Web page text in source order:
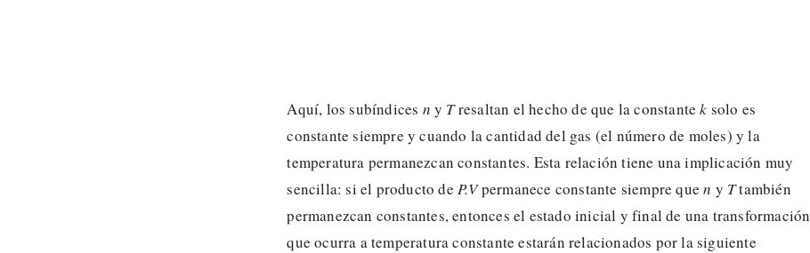
Aquí, los subíndices n y Tresaltan el hecho de que la constantek solo es
constante siempre y cuando la cantidad del gas (el número de moles) y la
temperatura permanezcan constantes. Esta relación tiene una implicación muy
sencilla: si el producto de P.Vpermanece constante siempre quen y Ttambién
permanezcan constantes, entonces el estado inicial y final de una transformación
que ocurra a temperatura constante estarán relacionados por la siguiente